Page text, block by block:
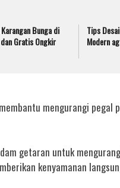
Bunga di
Gratis Ongkir
Tips
Modern
mengurangi pegal
getaran untuk
kenyamanan